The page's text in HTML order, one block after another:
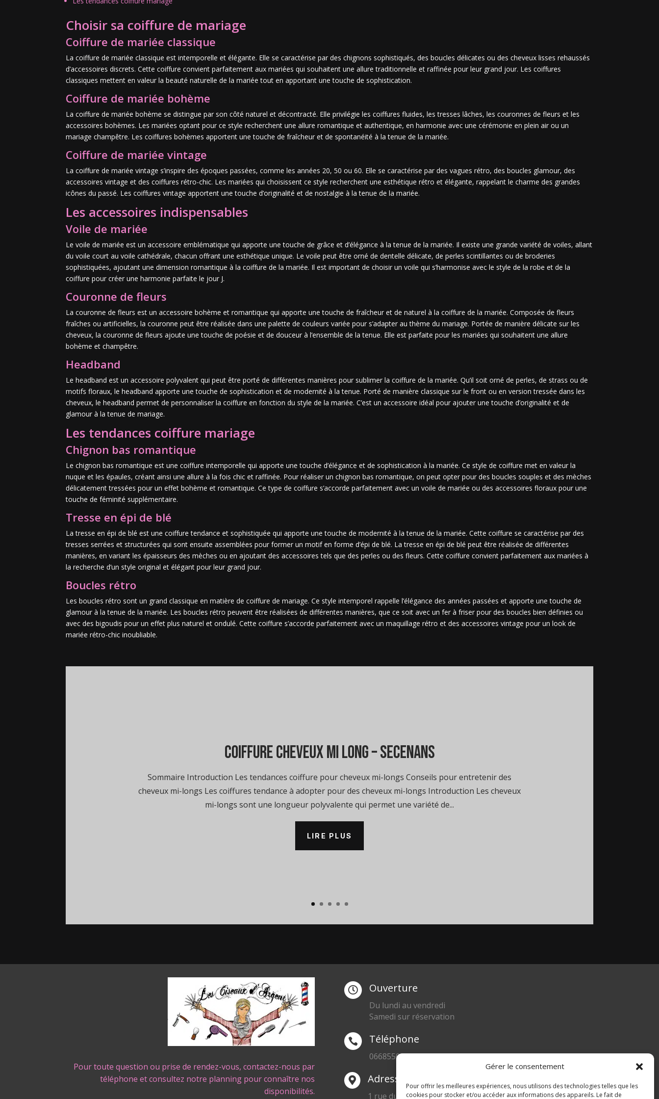
Gérer le consentement
Pour offrir les meilleures expériences, nous utilisons des technologies telles que les
cookies pour stocker et/ou accéder aux informations des appareils. Le fait de
Choisir sa coiffure de mariage
Coiffure de mariée classique
La coiffure de mariée classique est intemporelle et élégante. Elle se caractérise par des chignons sophistiqués, des boucles délicates ou des cheveux lisses rehaussés
d’accessoires discrets. Cette coiffure convient parfaitement aux mariées qui souhaitent une allure traditionnelle et raffinée pour leur grand jour. Les coiffures
classiques mettent en valeur la beauté naturelle de la mariée tout en apportant une touche de sophistication.
Coiffure de mariée bohème
La coiffure de mariée bohème se distingue par son côté naturel et décontracté. Elle privilégie les coiffures fluides, les tresses lâches, les couronnes de fleurs et les
accessoires bohèmes. Les mariées optant pour ce style recherchent une allure romantique et authentique, en harmonie avec une cérémonie en plein air ou un
mariage champêtre. Les coiffures bohèmes apportent une touche de fraîcheur et de spontanéité à la tenue de la mariée.
Coiffure de mariée vintage
La coiffure de mariée vintage s’inspire des époques passées, comme les années 20, 50 ou 60. Elle se caractérise par des vagues rétro, des boucles glamour, des
accessoires vintage et des coiffures rétro-chic. Les mariées qui choisissent ce style recherchent une esthétique rétro et élégante, rappelant le charme des grandes
icônes du passé. Les coiffures vintage apportent une touche d’originalité et de nostalgie à la tenue de la mariée.
Les accessoires indispensables
Voile de mariée
Le voile de mariée est un accessoire emblématique qui apporte une touche de grâce et d’élégance à la tenue de la mariée. Il existe une grande variété de voiles, allant
du voile court au voile cathédrale, chacun offrant une esthétique unique. Le voile peut être orné de dentelle délicate, de perles scintillantes ou de broderies
sophistiquées, ajoutant une dimension romantique à la coiffure de la mariée. Il est important de choisir un voile qui s’harmonise avec le style de la robe et de la
coiffure pour créer une harmonie parfaite le jour J.
Couronne de fleurs
La couronne de fleurs est un accessoire bohème et romantique qui apporte une touche de fraîcheur et de naturel à la coiffure de la mariée. Composée de fleurs
fraîches ou artificielles, la couronne peut être réalisée dans une palette de couleurs variée pour s’adapter au thème du mariage. Portée de manière délicate sur les
cheveux, la couronne de fleurs ajoute une touche de poésie et de douceur à l’ensemble de la tenue. Elle est parfaite pour les mariées qui souhaitent une allure
bohème et champêtre.
Headband
Le headband est un accessoire polyvalent qui peut être porté de différentes manières pour sublimer la coiffure de la mariée. Qu’il soit orné de perles, de strass ou de
motifs floraux, le headband apporte une touche de sophistication et de modernité à la tenue. Porté de manière classique sur le front ou en version tressée dans les
cheveux, le headband permet de personnaliser la coiffure en fonction du style de la mariée. C’est un accessoire idéal pour ajouter une touche d’originalité et de
glamour à la tenue de mariage.
Les tendances coiffure mariage
Chignon bas romantique
Le chignon bas romantique est une coiffure intemporelle qui apporte une touche d’élégance et de sophistication à la mariée. Ce style de coiffure met en valeur la
nuque et les épaules, créant ainsi une allure à la fois chic et raffinée. Pour réaliser un chignon bas romantique, on peut opter pour des boucles souples et des mèches
délicatement tressées pour un effet bohème et romantique. Ce type de coiffure s’accorde parfaitement avec un voile de mariée ou des accessoires floraux pour une
touche de féminité supplémentaire.
Tresse en épi de blé
La tresse en épi de blé est une coiffure tendance et sophistiquée qui apporte une touche de modernité à la tenue de la mariée. Cette coiffure se caractérise par des
tresses serrées et structurées qui sont ensuite assemblées pour former un motif en forme d’épi de blé. La tresse en épi de blé peut être réalisée de différentes
manières, en variant les épaisseurs des mèches ou en ajoutant des accessoires tels que des perles ou des fleurs. Cette coiffure convient parfaitement aux mariées à
la recherche d’un style original et élégant pour leur grand jour.
Boucles rétro
Les boucles rétro sont un grand classique en matière de coiffure de mariage. Ce style intemporel rappelle l’élégance des années passées et apporte une touche de
glamour à la tenue de la mariée. Les boucles rétro peuvent être réalisées de différentes manières, que ce soit avec un fer à friser pour des boucles bien définies ou
avec des bigoudis pour un effet plus naturel et ondulé. Cette coiffure s’accorde parfaitement avec un maquillage rétro et des accessoires vintage pour un look de
mariée rétro-chic inoubliable.
coiffure cheveux mi long – Secenans
Sommaire Introduction Les tendances coiffure pour cheveux mi-longs Conseils pour entretenir des
cheveux mi-longs Les coiffures tendance à adopter pour des cheveux mi-longs Introduction Les cheveux
mi-longs sont une longueur polyvalente qui permet une variété de...
LIRE PLUS
Pour toute question ou prise de rendez-vous, contactez-nous par
téléphone et consultez notre planning pour connaître nos
disponibilités.
 Ouverture
Du lundi au vendredi
Samedi sur réservation
 Téléphone
0668550471
 Adresse
1 rue du Blanc Poirier